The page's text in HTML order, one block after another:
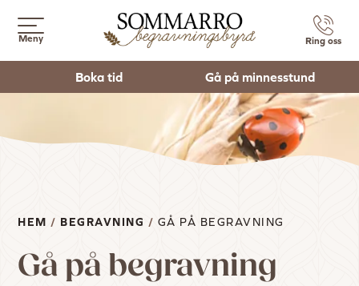
Meny Ring oss
Boka tid Gå på minnesstund
HEM / BEGRAVNING / GÅ PÅ BEGRAVNING
Gå på begravning